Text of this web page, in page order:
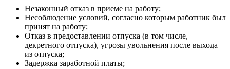
Незаконный отказ в приеме на работу;
Несоблюдение условий, согласно которым работник был
принят на работу;
Отказ в предоставлении отпуска (в том числе,
декретного отпуска), угрозы увольнения после выхода
из отпуска;
Задержка заработной платы;